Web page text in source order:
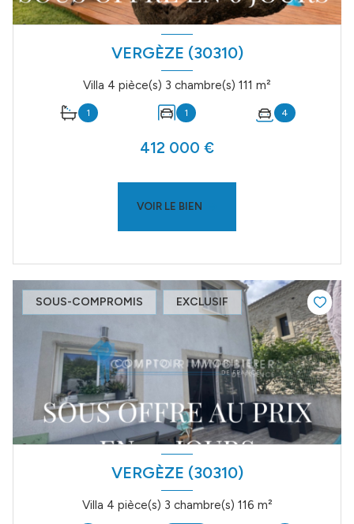
VERGÈZE (30310)
Villa 4 pièce(s) 3 chambre(s) 111 m²
1 1 4
412 000 €
VOIR LE BIEN
SOUS-COMPROMIS EXCLUSIF
VERGÈZE (30310)
Villa 4 pièce(s) 3 chambre(s) 116 m²